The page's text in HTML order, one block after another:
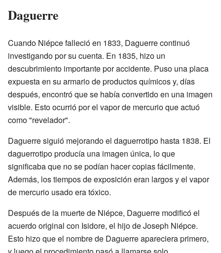
Daguerre
Cuando Niépce falleció en 1833, Daguerre continuó
investigando por su cuenta. En 1835, hizo un
descubrimiento importante por accidente. Puso una placa
expuesta en su armario de productos químicos y, días
después, encontró que se había convertido en una imagen
visible. Esto ocurrió por el vapor de mercurio que actuó
como "revelador".
Daguerre siguió mejorando el daguerrotipo hasta 1838. El
daguerrotipo producía una imagen única, lo que
significaba que no se podían hacer copias fácilmente.
Además, los tiempos de exposición eran largos y el vapor
de mercurio usado era tóxico.
Después de la muerte de Niépce, Daguerre modificó el
acuerdo original con Isidore, el hijo de Joseph Niépce.
Esto hizo que el nombre de Daguerre apareciera primero,